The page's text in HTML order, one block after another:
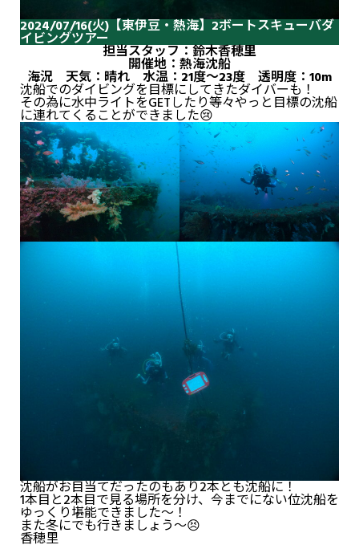
2024/07/16(火)【東伊豆・熱海】2ボートスキューバダ
イビングツアー
担当スタッフ：鈴木香穂里
開催地：熱海沈船
海況 天気：晴れ 水温：21度～23度 透明度：10m
沈船でのダイビングを目標にしてきたダイバーも！
その為に水中ライトをGETしたり等々やっと目標の沈船
に連れてくることができました😢
沈船がお目当てだったのもあり2本とも沈船に！
1本目と2本目で見る場所を分け、今までにない位沈船を
ゆっくり堪能できました～！
また冬にでも行きましょう～😣
香穂里